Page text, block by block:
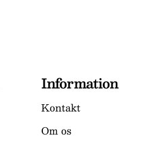
Information
Kontakt
Om os